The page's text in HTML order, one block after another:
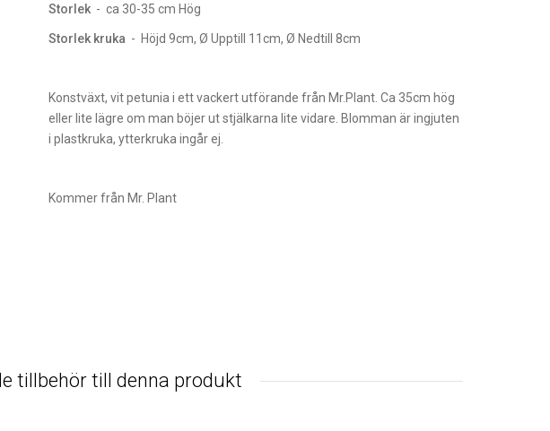
Storlek- ca 30-35 cm Hög
Storlek kruka - Höjd 9cm, Ø Upptill 11cm, Ø Nedtill 8cm
Konstväxt, vit petunia i ett vackert utförande från Mr.Plant. Ca 35cm hög
eller lite lägre om man böjer ut stjälkarna lite vidare. Blomman är ingjuten
i plastkruka, ytterkruka ingår ej.
Kommer från Mr. Plant
tillbehör till denna produkt